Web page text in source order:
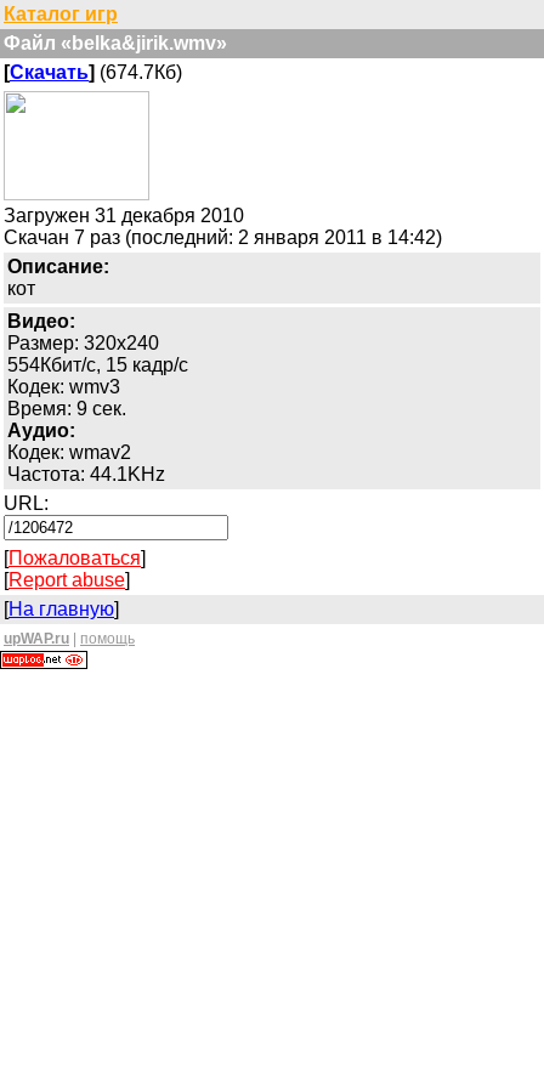
Каталог игр
Файл «belka&jirik.wmv»
[Скачать] (674.7Кб)
Загружен 31 декабря 2010
Скачан 7 раз (последний: 2 января 2011 в 14:42)
Описание:
кот
Видео:
Размер: 320x240
554Кбит/с, 15 кадр/с
Кодек: wmv3
Время: 9 сек.
Аудио:
Кодек: wmav2
Частота: 44.1KHz
URL:
[Пожаловаться]
[Report abuse]
[На главную]
upWAP.ru помощь